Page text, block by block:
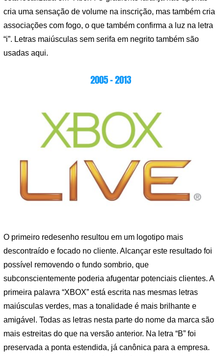
cria uma sensação de volume na inscrição, mas também cria
associações com fogo, o que também confirma a luz na letra
“i”. Letras maiúsculas sem serifa em negrito também são
usadas aqui.
2005 – 2013
O primeiro redesenho resultou em um logotipo mais
descontraído e focado no cliente. Alcançar este resultado foi
possível removendo o fundo sombrio, que
subconscientemente poderia afugentar potenciais clientes. A
primeira palavra “XBOX” está escrita nas mesmas letras
maiúsculas verdes, mas a tonalidade é mais brilhante e
amigável. Todas as letras nesta parte do nome da marca são
mais estreitas do que na versão anterior. Na letra “B” foi
preservada a ponta estendida, já canônica para a empresa.